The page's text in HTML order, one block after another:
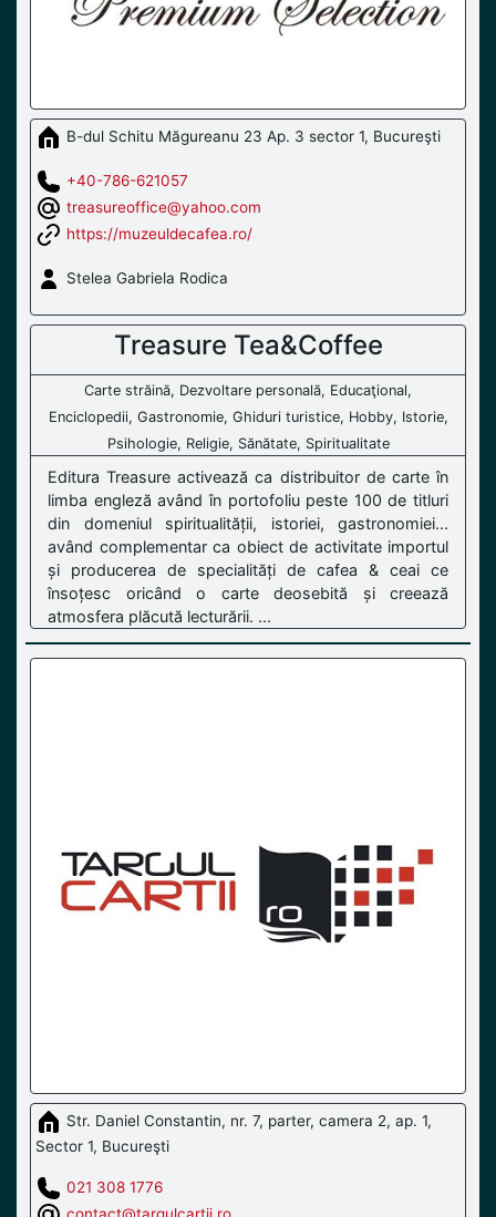
B-dul Schitu Măgureanu 23 Ap. 3 sector 1, Bucureşti
+40-786-621057
treasureoffice@yahoo.com
https://muzeuldecafea.ro/
Stelea Gabriela Rodica
Treasure Tea&Coffee
Carte străină, Dezvoltare personală, Educaţional,
Enciclopedii, Gastronomie, Ghiduri turistice, Hobby, Istorie,
Psihologie, Religie, Sănătate, Spiritualitate
Editura Treasure activează ca distribuitor de carte în
limba engleză având în portofoliu peste 100 de titluri
din domeniul spiritualității, istoriei, gastronomiei...
având complementar ca obiect de activitate importul
și producerea de specialități de cafea & ceai ce
însoțesc oricând o carte deosebită și creează
atmosfera plăcută lecturării. ...
Str. Daniel Constantin, nr. 7, parter, camera 2, ap. 1,
Sector 1, Bucureşti
021 308 1776
contact@targulcartii.ro